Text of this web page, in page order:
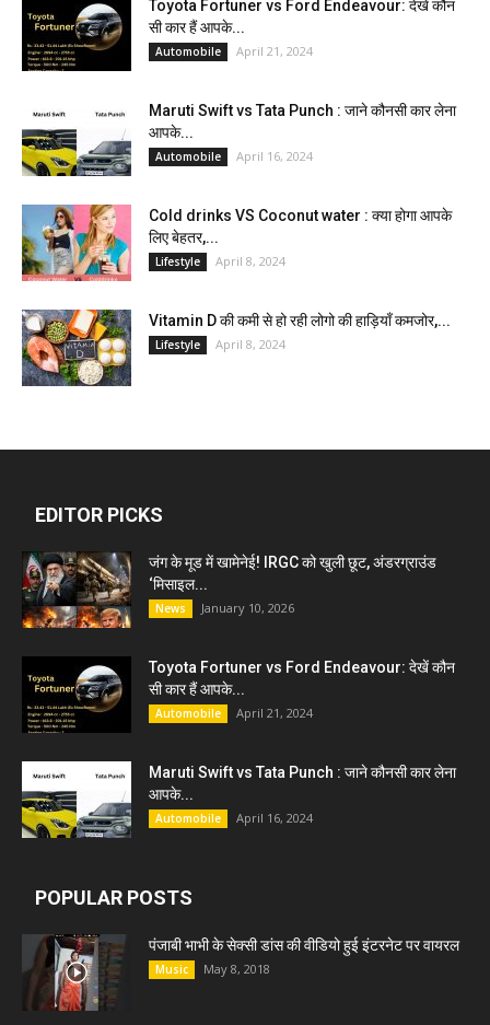
Toyota Fortuner vs Ford Endeavour: देखें कौन
सी कार हैं आपके...
Automobile April 21, 2024
Maruti Swift vs Tata Punch : जाने कौनसी कार लेना
आपके...
Automobile April 16, 2024
Cold drinks VS Coconut water : क्या होगा आपके
लिए बेहतर,...
Lifestyle April 8, 2024
Vitamin D की कमी से हो रही लोगो की हाड़ियाँ कमजोर,...
Lifestyle April 8, 2024
EDITOR PICKS
जंग के मूड में खामेनेई! IRGC को खुली छूट, अंडरग्राउंड
‘मिसाइल...
News January 10, 2026
Toyota Fortuner vs Ford Endeavour: देखें कौन
सी कार हैं आपके...
Automobile April 21, 2024
Maruti Swift vs Tata Punch : जाने कौनसी कार लेना
आपके...
Automobile April 16, 2024
POPULAR POSTS
पंजाबी भाभी के सेक्सी डांस की वीडियो हुई इंटरनेट पर वायरल
Music May 8, 2018